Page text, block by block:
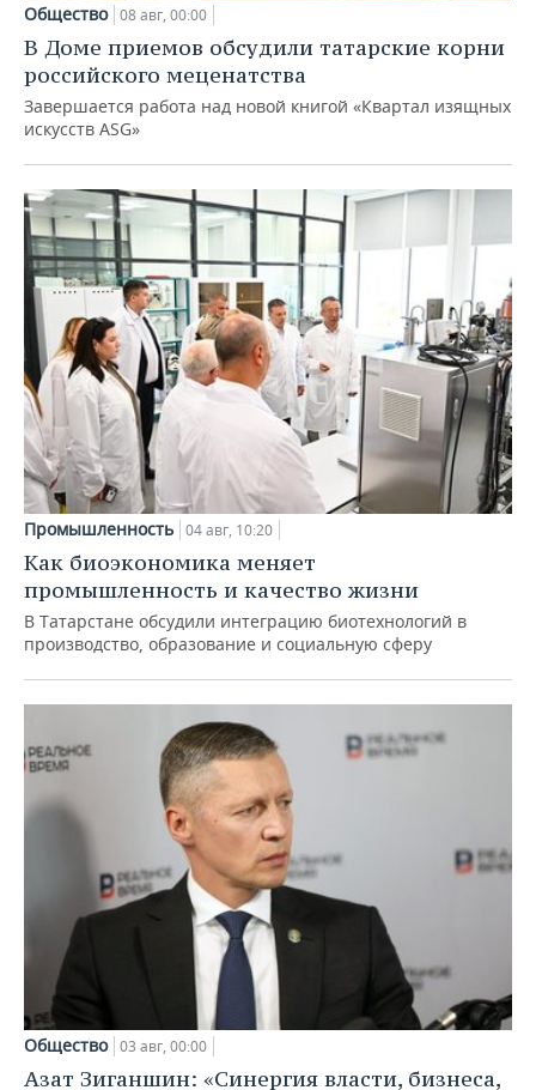
Общество 08 авг, 00:00
В Доме приемов обсудили татарские корни
российского меценатства
Завершается работа над новой книгой «Квартал изящных
искусств ASG»
Промышленность 04 авг, 10:20
Как биоэкономика меняет
промышленность и качество жизни
В Татарстане обсудили интеграцию биотехнологий в
производство, образование и социальную сферу
Общество 03 авг, 00:00
Азат Зиганшин: «Синергия власти, бизнеса,